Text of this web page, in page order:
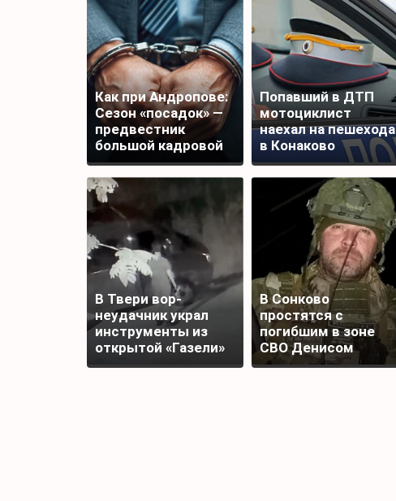
Как при Андропове:
Сезон «посадок» —
предвестник
большой кадровой
чистки?
Попавший в ДТП
мотоциклист
наехал на пешехода
в Конаково
В Твери вор-
неудачник украл
инструменты из
открытой «Газели»
и лишился добычи
В Сонково
простятся с
погибшим в зоне
СВО Денисом
Шаповаловым